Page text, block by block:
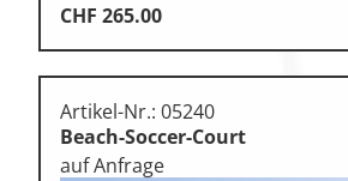
CHF 265.00
Artikel-Nr.: 05240
Beach-Soccer-Court
auf Anfrage